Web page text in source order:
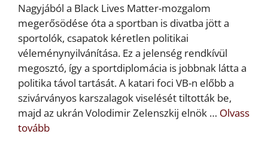
Nagyjából a Black Lives Matter-mozgalom
megerősödése óta a sportban is divatba jött a
sportolók, csapatok kéretlen politikai
véleménynyilvánítása. Ez a jelenség rendkívül
megosztó, így a sportdiplomácia is jobbnak látta a
politika távol tartását. A katari foci VB-n előbb a
szivárványos karszalagok viselését tiltották be,
majd az ukrán Volodimir Zelenszkij elnök … Olvass
tovább